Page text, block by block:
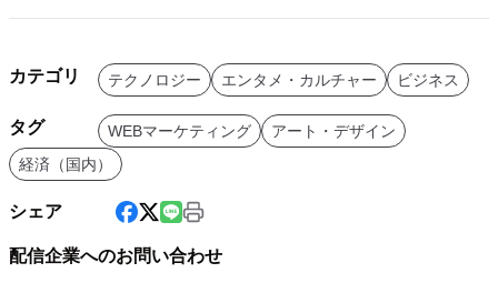
カテゴリ テクノロジー エンタメ・カルチャー ビジネス
タグ WEBマーケティング
アート・デザイン
経済（国内）
シェア
配信企業へのお問い合わせ